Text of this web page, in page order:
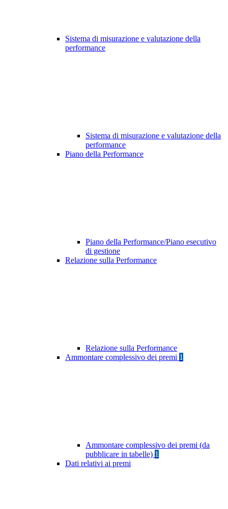
Sistema di misurazione e valutazione della
performance
Sistema di misurazione e valutazione della
performance
Piano della Performance
Piano della Performance/Piano esecutivo
di gestione
Relazione sulla Performance
Relazione sulla Performance
Ammontare complessivo dei premi 1
Ammontare complessivo dei premi (da
pubblicare in tabelle) 1
Dati relativi ai premi